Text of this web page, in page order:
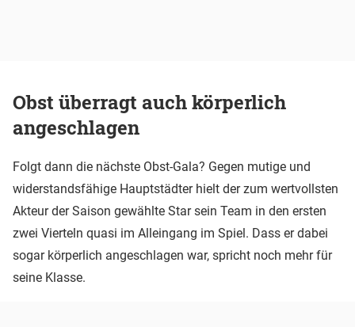
Obst überragt auch körperlich
angeschlagen
Folgt dann die nächste Obst-Gala? Gegen mutige und
widerstandsfähige Hauptstädter hielt der zum wertvollsten
Akteur der Saison gewählte Star sein Team in den ersten
zwei Vierteln quasi im Alleingang im Spiel. Dass er dabei
sogar körperlich angeschlagen war, spricht noch mehr für
seine Klasse.